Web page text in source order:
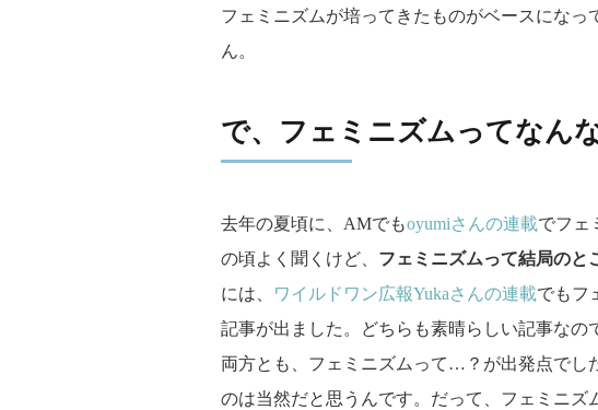
フェミニズムが培ってきたものがベースにな
ん。
で、フェミニズムってなん
去年の夏頃に、AMでもoyumiさんの連載でフェ
の頃よく聞くけど、 フェミニズムって結局のと
には、
ワイルドワン広報Yukaさんの連載でもフ
記事が出ました。どちらも素晴らしい記事なの
両方とも、フェミニズムって…？が出発点でし
のは当然だと思うんです。だって、フェミニズ